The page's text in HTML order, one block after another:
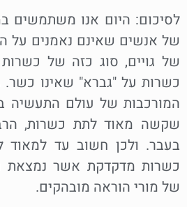
לסיכום: היום אנו משתמשים
של אנשים שאינם נאמנים על
של גויים, סוג כזה של
כשרות על "גברא" שאינו
המורכבות של עולם התעשיה
שקשה מאוד לתת כשרות,
בעבר. ולכן חשוב עד
כשרות מדקדקת אשר נמצאת
של מורי הוראה מובהקים.